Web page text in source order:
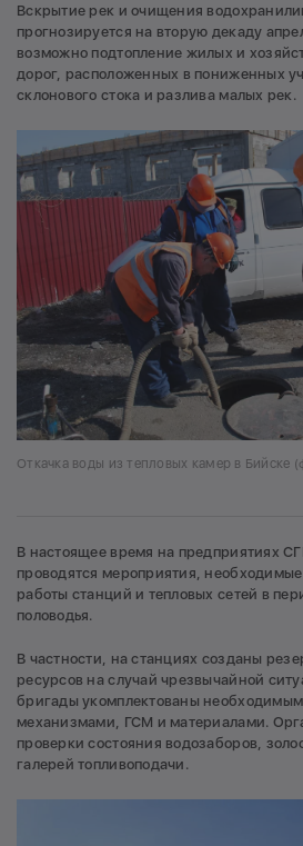
Вскрытие рек и очищения
прогнозируется на вторую декаду
возможно подтопление жилых и
дорог, расположенных в пониженных
склонового стока и разлива малых рек.
Откачка воды из тепловых камер в Бийске
В настоящее время на предприятиях
проводятся мероприятия,
работы станций и тепловых сетей в
половодья.
В частности, на станциях созданы
ресурсов на случай чрезвычайной
бригады укомплектованы
механизмами, ГСМ и материалами.
проверки состояния водозаборов,
галерей топливоподачи.